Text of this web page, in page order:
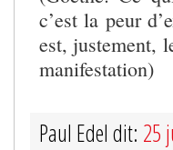
c’est la peur
est, justement,
manifestation)
Paul Edel dit: 25